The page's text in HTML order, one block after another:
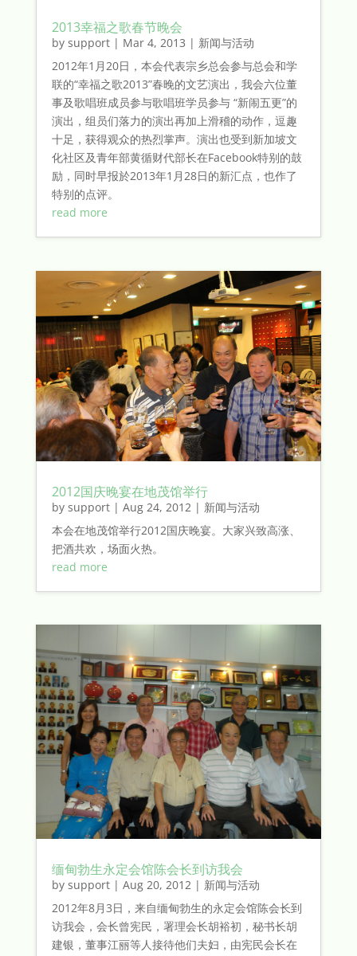
2013幸福之歌春节晚会
by support| Mar 4, 2013 | 新闻与活动
2012年1月20日，本会代表宗乡总会参与总会和学
联的“幸福之歌2013”春晚的文艺演出，我会六位董
事及歌唱班成员参与歌唱班学员参与 “新闹五更”的
演出，组员们落力的演出再加上滑稽的动作，逗趣
十足，获得观众的热烈掌声。演出也受到新加坡文
化社区及青年部黄循财代部长在Facebook特别的鼓
励，同时早报於2013年1月28日的新汇点，也作了
特别的点评。
read more
2012国庆晚宴在地茂馆举行
by support| Aug 24, 2012 | 新闻与活动
本会在地茂馆举行2012国庆晚宴。大家兴致高涨、
把酒共欢，场面火热。
read more
缅甸勃生永定会馆陈会长到访我会
by support| Aug 20, 2012 | 新闻与活动
2012年8月3日，来自缅甸勃生的永定会馆陈会长到
访我会，会长曾宪民，署理会长胡裕初，秘书长胡
建银，董事江丽等人接待他们夫妇，由宪民会长在